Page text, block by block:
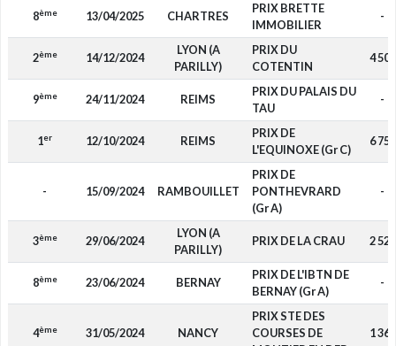
8ème 13/04/2025 CHARTRES
PRIX BRETTE
IMMOBILIER
-
2ème 14/12/2024
LYON (A
PARILLY)
PRIX DU
COTENTIN
4 500
9ème 24/11/2024 REIMS
PRIX DU PALAIS DU
TAU
-
1er 12/10/2024 REIMS
PRIX DE
L'EQUINOXE (Gr C)
6 750
- 15/09/2024 RAMBOUILLET
PRIX DE
PONTHEVRARD
(Gr A)
-
3ème 29/06/2024
LYON (A
PARILLY)
PRIX DE LA CRAU 2 520
8ème 23/06/2024 BERNAY
PRIX DE L'IBTN DE
BERNAY (Gr A)
-
4ème 31/05/2024 NANCY
PRIX STE DES
COURSES DE
1 360